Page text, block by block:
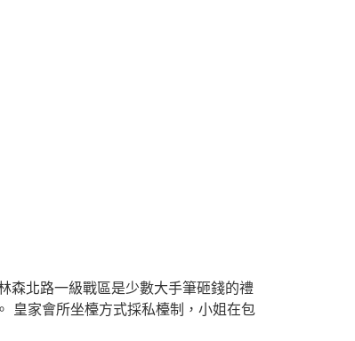
森北路一級戰區是少數大手筆砸錢的禮
皇家會所坐檯方式採私檯制，小姐在包